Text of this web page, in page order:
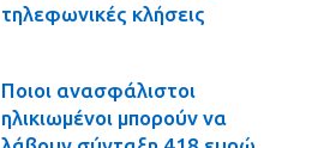
τηλεφωνικές κλήσεις
Ποιοι ανασφάλιστοι
ηλικιωμένοι μπορούν να